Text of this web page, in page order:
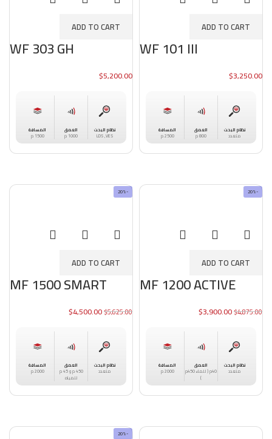
ADD TO CART
WF 101 III
$3,250.00
نظام البحث
متعدد
العمق
800 م
المسافة
2500 م
ADD TO CART
WF 303 GH
$5,200.00
نظام البحث
LDS ,VES
العمق
1000 م
المسافة
1500 م
-20%
ADD TO CART
MF 1200 ACTIVE
$4,875.00
$3,900.00
نظام البحث
متعدد
العمق
40م ( للماء 450م
)
المسافة
2000 م
-20%
ADD TO CART
MF 1500 SMART
$5,625.00
$4,500.00
نظام البحث
متعدد
العمق
450 م و 45 م
للمياه
المسافة
2000 م
-20%